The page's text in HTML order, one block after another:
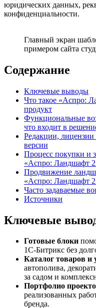
юридических данных,
конфиденциальности.
Главный экран
примером сайта
Содержание
Ключевые выводы
Что такое «Аспро:
продукт
Функциональные
что входит в
Редакции,
версии
Процесс покупки и
«Аспро: Ландшафт
Продвижение
«Аспро: Ландшафт
Часто задаваемые
Источники
Ключевые
Готовые блоки
1С-Битрикс без
Каталог товаров и
автополива,
за садом и
Портфолио
реализованных
бренда.